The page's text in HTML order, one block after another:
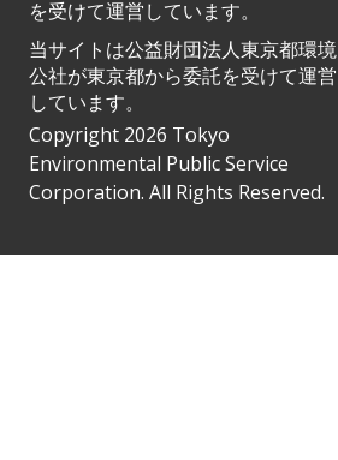
を受けて運営しています。
当サイトは公益財団法人東京都環境
公社が東京都から委託を受けて運営
しています。
Copyright 2026 Tokyo
Environmental Public Service
Corporation. All Rights Reserved.